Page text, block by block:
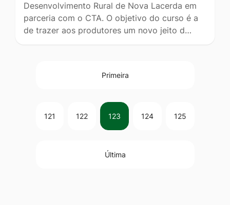
Desenvolvimento Rural de Nova Lacerda em
parceria com o CTA. O objetivo do curso é a
de trazer aos produtores um novo jeito d…
Primeira
121 122 123 124 125
Última